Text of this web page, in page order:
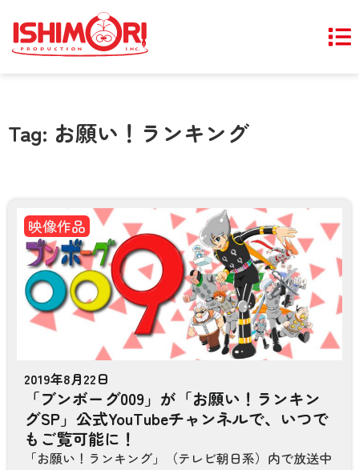
Tag: お願い！ランキング
映像作品
2019年8月22日
「ブンボーグ009」が「お願い！ランキン
グSP」公式YouTubeチャンネルで、いつで
もご覧可能に！
「お願い！ランキング」（テレビ朝日系）内で放送中